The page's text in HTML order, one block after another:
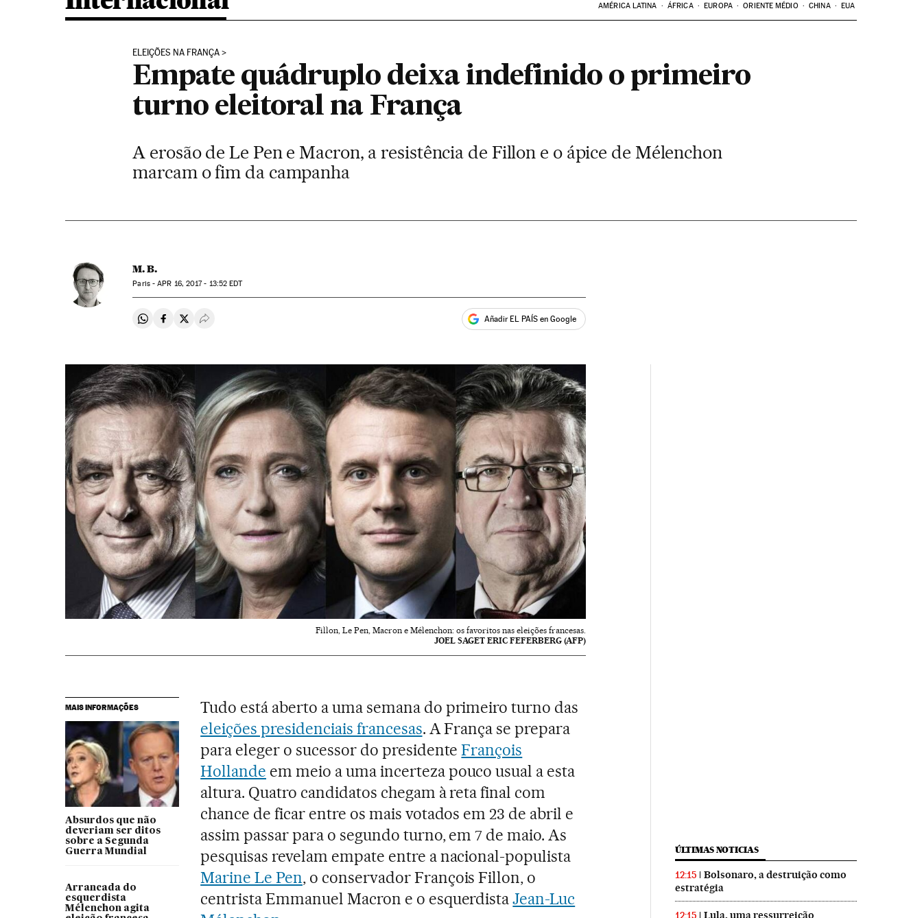
AMÉRICA LATINA ÁFRICA EUROPA ORIENTE MÉDIO CHINA EUA
ELEIÇÕES NA FRANÇA
Empate quádruplo deixa indefinido o primeiro
turno eleitoral na França
A erosão de Le Pen e Macron, a resistência de Fillon e o ápice de Mélenchon
marcam o fim da campanha
M. B.
Paris -APR 16, 2017 - 13:52 EDT
Compartir en Whatsapp
Compartir en Facebook
Compartir en Twitter
Desplegar Redes Sociales Añadir EL PAÍS en Google
Fillon, Le Pen, Macron e Mélenchon: os favoritos nas eleições francesas.
JOEL SAGET ERIC FEFERBERG (AFP)
MAIS INFORMAÇÕES
Absurdos que não
deveriam ser ditos
sobre a Segunda
Guerra Mundial
Arrancada do
esquerdista
Mélenchon agita
Tudo está aberto a uma semana do primeiro turno das
eleições presidenciais francesas. A França se prepara
para eleger o sucessor do presidenteFrançois
Hollande em meio a uma incerteza pouco usual a esta
altura. Quatro candidatos chegam à reta final com
chance de ficar entre os mais votados em 23 de abril e
assim passar para o segundo turno, em 7 de maio. As
pesquisas revelam empate entre a nacional-populista
Marine Le Pen, o conservador François Fillon, o
centrista Emmanuel Macron e o esquerdistaJean-Luc
ÚLTIMAS NOTICIAS
12:15
Bolsonaro, a destruição como
estratégia
12:15 Lula, uma ressurreição